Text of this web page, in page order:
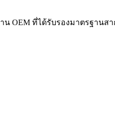
น OEM ที่ได้รับรองมาตรฐานส